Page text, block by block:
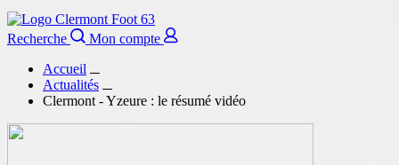
Recherche
Mon compte
Accueil
Actualités
Clermont - Yzeure : le résumé vidéo